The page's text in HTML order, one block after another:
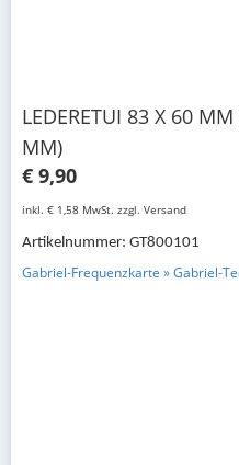
LEDERETUI 83 X 60 MM
M)
€ 9,90
inkl. € 1,58 MwSt. zzgl. Versand
Artikelnummer: GT800101
Gabriel-Frequenzkarte » Gabriel-